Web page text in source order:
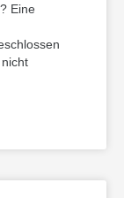
Eine